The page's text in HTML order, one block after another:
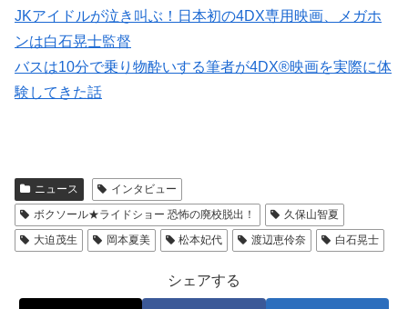
JKアイドルが泣き叫ぶ！日本初の4DX専用映画、メガホ
ンは白石晃士監督
バスは10分で乗り物酔いする筆者が4DX®映画を実際に体
験してきた話
ニュース
インタビュー
ボクソール★ライドショー 恐怖の廃校脱出！
久保山智夏
大迫茂生
岡本夏美 松本妃代 渡辺恵伶奈 白石晃士
シェアする